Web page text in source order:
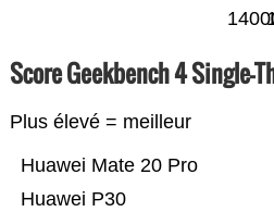
Score Geekbench 4 Single-
Plus élevé = meilleur
Huawei P30
Huawei Mate 20 Pro